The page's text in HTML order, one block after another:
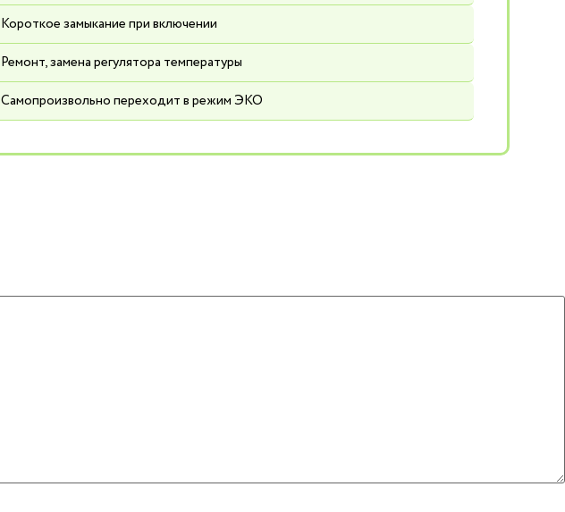
Короткое замыкание при включении
Ремонт, замена регулятора температуры
Самопроизвольно переходит в режим ЭКО